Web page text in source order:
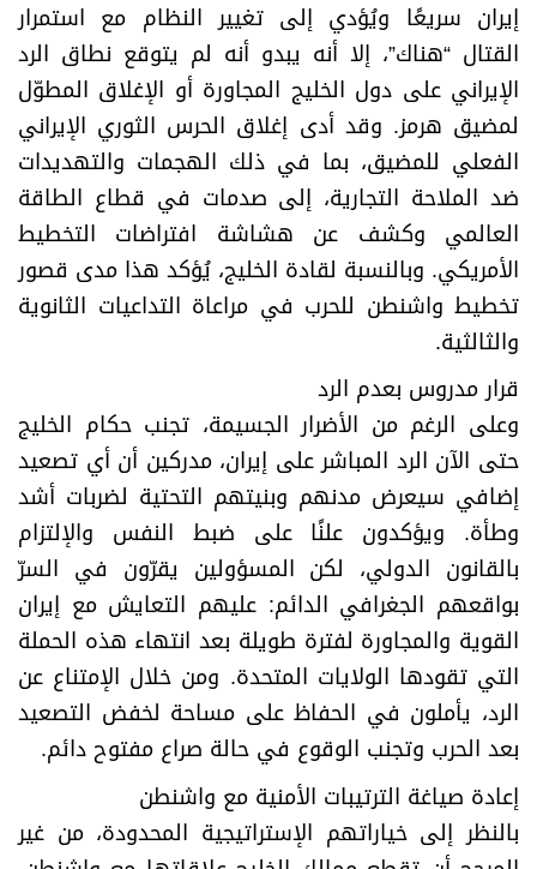
إيران سريعًا ويُؤدي إلى تغيير النظام مع استمرار
القتال “هناك”، إلا أنه يبدو أنه لم يتوقع نطاق الرد
الإيراني على دول الخليج المجاورة أو الإغلاق المطوّل
لمضيق هرمز. وقد أدى إغلاق الحرس الثوري الإيراني
الفعلي للمضيق، بما في ذلك الهجمات والتهديدات
ضد الملاحة التجارية، إلى صدمات في قطاع الطاقة
العالمي وكشف عن هشاشة افتراضات التخطيط
الأمريكي. وبالنسبة لقادة الخليج، يُؤكد هذا مدى قصور
تخطيط واشنطن للحرب في مراعاة التداعيات الثانوية
والثالثية.
قرار مدروس بعدم الرد
وعلى الرغم من الأضرار الجسيمة، تجنب حكام الخليج
حتى الآن الرد المباشر على إيران، مدركين أن أي تصعيد
إضافي سيعرض مدنهم وبنيتهم التحتية لضربات أشد
وطأة. ويؤكدون علنًا على ضبط النفس والإلتزام
بالقانون الدولي، لكن المسؤولين يقرّون في السرّ
بواقعهم الجغرافي الدائم: عليهم التعايش مع إيران
القوية والمجاورة لفترة طويلة بعد انتهاء هذه الحملة
التي تقودها الولايات المتحدة. ومن خلال الإمتناع عن
الرد، يأملون في الحفاظ على مساحة لخفض التصعيد
بعد الحرب وتجنب الوقوع في حالة صراع مفتوح دائم.
إعادة صياغة الترتيبات الأمنية مع واشنطن
بالنظر إلى خياراتهم الإستراتيجية المحدودة، من غير